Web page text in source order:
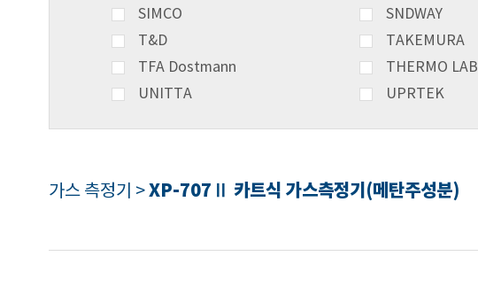
SIMCO
SNDWAY
T&D
TAKEMURA
TFA Dostmann
THERMO LAB
UNITTA
UPRTEK
가스 측정기 >XP-707Ⅱ 카트식 가스측정기(메탄주성분)